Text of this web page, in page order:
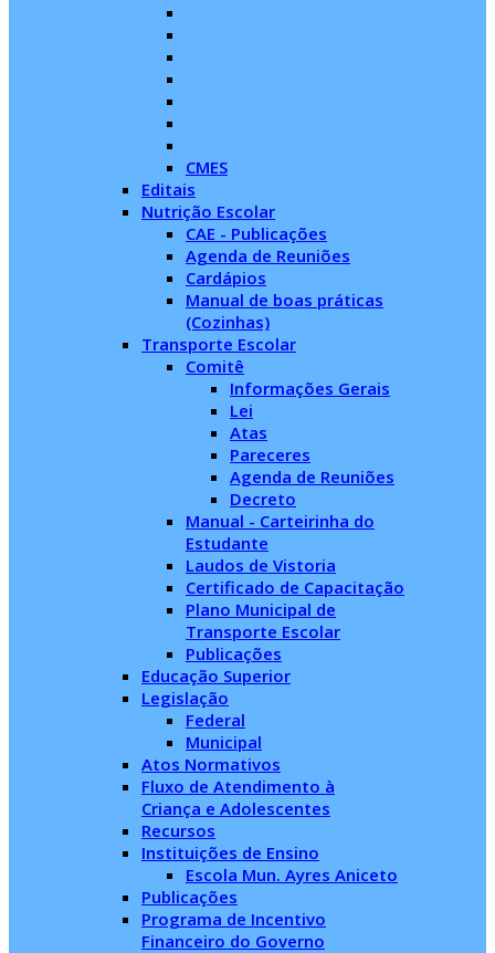
CMES
Editais
Nutrição Escolar
CAE - Publicações
Agenda de Reuniões
Cardápios
Manual de boas práticas
(Cozinhas)
Transporte Escolar
Comitê
Informações Gerais
Lei
Atas
Pareceres
Agenda de Reuniões
Decreto
Manual - Carteirinha do
Estudante
Laudos de Vistoria
Certificado de Capacitação
Plano Municipal de
Transporte Escolar
Publicações
Educação Superior
Legislação
Federal
Municipal
Atos Normativos
Fluxo de Atendimento à
Criança e Adolescentes
Recursos
Instituições de Ensino
Escola Mun. Ayres Aniceto
Publicações
Programa de Incentivo
Financeiro do Governo